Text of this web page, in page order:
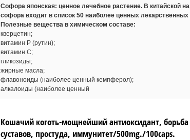
Софора японская: ценное лечебное растение. В китайской
софора входит в список 50 наиболее ценных лекарственных
Полезные вещества в химическом составе:
кверцетин;
витамин Р (рутин);
витамин С;
гликозиды;
жирные масла;
флавоноиды (наиболее ценный кемпферол);
алкалоиды (наиболее ценный
Кошачий коготь-мощнейший антиоксидант, борьба
суставов, простуда, иммунитет/500mg./100caps.